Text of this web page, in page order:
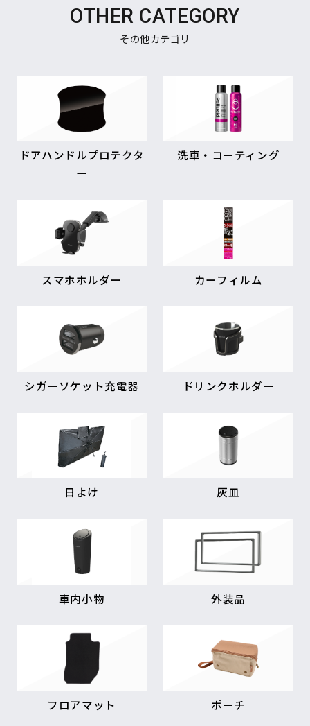
OTHER CATEGORY
その他カテゴリ
ドアハンドルプロテクタ
ー
洗車・コーティング
スマホホルダー カーフィルム
シガーソケット充電器 ドリンクホルダー
日よけ 灰皿
車内小物 外装品
フロアマット ポーチ